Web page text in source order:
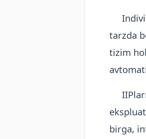
tarzda
tizim
birga,